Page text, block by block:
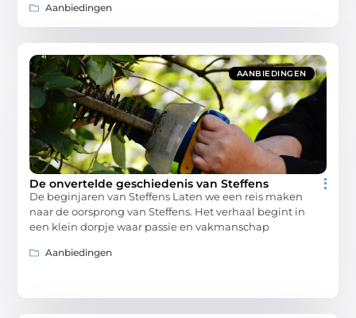
Aanbiedingen
AANBIEDINGEN
De onvertelde geschiedenis van Steffens
De beginjaren van Steffens Laten we een reis maken
naar de oorsprong van Steffens. Het verhaal begint in
een klein dorpje waar passie en vakmanschap
Aanbiedingen